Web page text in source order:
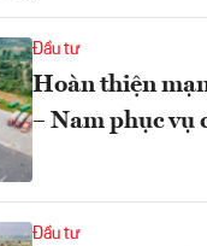
Đầu tư
Hoàn thiện
– Nam phục vụ
Đầu tư